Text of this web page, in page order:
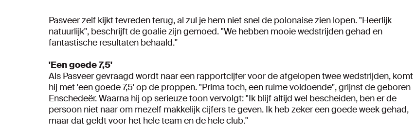
Pasveer zelf kijkt tevreden terug, al zul je hem niet snel de polonaise zien lopen. "Heerlijk
natuurlijk'', beschrijft de goalie zijn gemoed. "We hebben mooie wedstrijden gehad en
fantastische resultaten behaald.''
'Een goede 7,5'
Als Pasveer gevraagd wordt naar een rapportcijfer voor de afgelopen twee wedstrijden, komt
hij met 'een goede 7,5' op de proppen. "Prima toch, een ruime voldoende'', grijnst de geboren
Enschedeër. Waarna hij op serieuze toon vervolgt: "Ik blijf altijd wel bescheiden, ben er de
persoon niet naar om mezelf makkelijk cijfers te geven. Ik heb zeker een goede week gehad,
maar dat geldt voor het hele team en de hele club.''